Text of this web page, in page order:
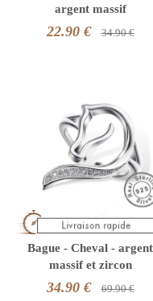
argent massif
22.90 € 34.90 €
Bague - Cheval - argent
massif et zircon
34.90 € 69.90 €